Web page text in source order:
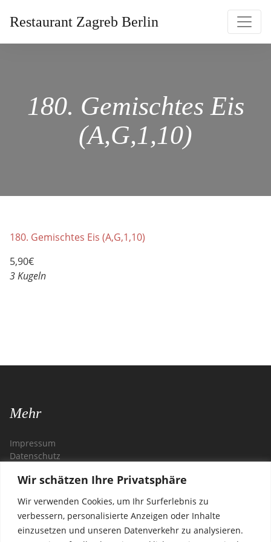
Wir schätzen Ihre Privatsphäre
Wir verwenden Cookies, um Ihr Surferlebnis zu
verbessern, personalisierte Anzeigen oder Inhalte
einzusetzen und unseren Datenverkehr zu analysieren.
Restaurant Zagreb Berlin
180. Gemischtes Eis
(A,G,1,10)
180. Gemischtes Eis (A,G,1,10)
5,90€
3 Kugeln
Mehr
Impressum
Datenschutz
Kontakt
Restaurant Zagreb
Steglitzer Damm 54
12169 Berlin